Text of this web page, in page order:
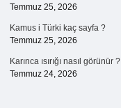
Temmuz 25, 2026
Kamus i Türki kaç sayfa ?
Temmuz 25, 2026
Karınca ısırığı nasıl görünür ?
Temmuz 24, 2026